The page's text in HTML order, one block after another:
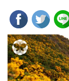
ABOUT
CONTACT
Channel